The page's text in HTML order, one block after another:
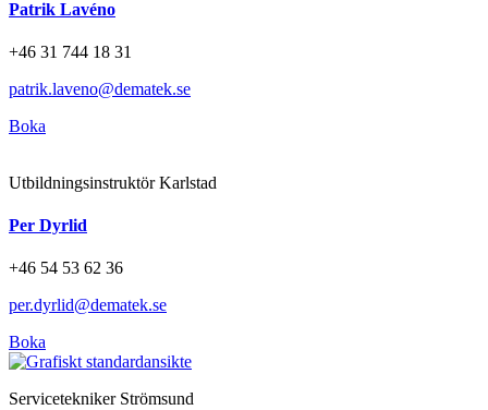
Patrik Lavéno
+46 31 744 18 31
patrik.laveno@dematek.se
Boka
Utbildningsinstruktör Karlstad
Per Dyrlid
+46 54 53 62 36
per.dyrlid@dematek.se
Boka
Servicetekniker Strömsund